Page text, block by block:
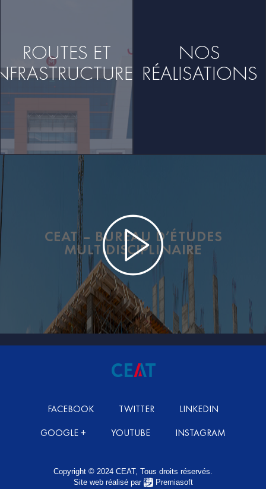
ROUTES ET
NOS
RÉALISATIONS
CEAT – BUREAU D’ÉTUDES
MULTIDISCIPLINAIRE
FACEBOOK TWITTER LINKEDIN
GOOGLE + YOUTUBE INSTAGRAM
Copyright © 2024 CEAT, Tous droits réservés.
Site web réalisé par
Premiasoft